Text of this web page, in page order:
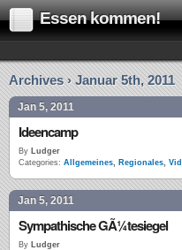
Essen kommen!
Archives › Januar 5th, 2011
Jan 5, 2011
Ideencamp
By Ludger
Categories: Allgemeines, Regionales,
Jan 5, 2011
Sympathische GÃ¼tesiegel
By Ludger